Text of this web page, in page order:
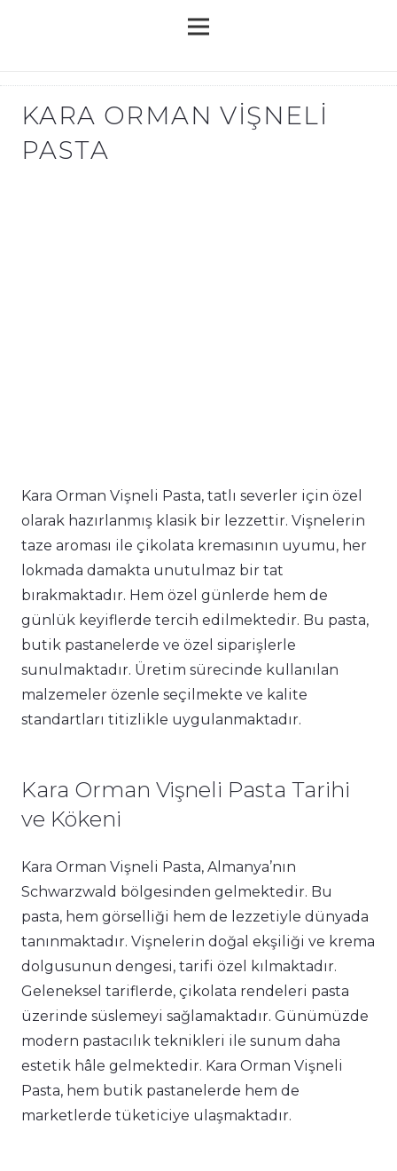
KARA ORMAN VIŞNELI
PASTA
Kara Orman Vişneli Pasta, tatlı severler için özel
olarak hazırlanmış klasik bir lezzettir. Vişnelerin
taze aroması ile çikolata kremasının uyumu, her
lokmada damakta unutulmaz bir tat
bırakmaktadır. Hem özel günlerde hem de
günlük keyiflerde tercih edilmektedir. Bu pasta,
butik pastanelerde ve özel siparişlerle
sunulmaktadır. Üretim sürecinde kullanılan
malzemeler özenle seçilmekte ve kalite
standartları titizlikle uygulanmaktadır.
Kara Orman Vişneli Pasta Tarihi
ve Kökeni
Kara Orman Vişneli Pasta, Almanya’nın
Schwarzwald bölgesinden gelmektedir. Bu
pasta, hem görselliği hem de lezzetiyle dünyada
tanınmaktadır. Vişnelerin doğal ekşiliği ve krema
dolgusunun dengesi, tarifi özel kılmaktadır.
Geleneksel tariflerde, çikolata rendeleri pasta
üzerinde süslemeyi sağlamaktadır. Günümüzde
modern pastacılık teknikleri ile sunum daha
estetik hâle gelmektedir. Kara Orman Vişneli
Pasta, hem butik pastanelerde hem de
marketlerde tüketiciye ulaşmaktadır.